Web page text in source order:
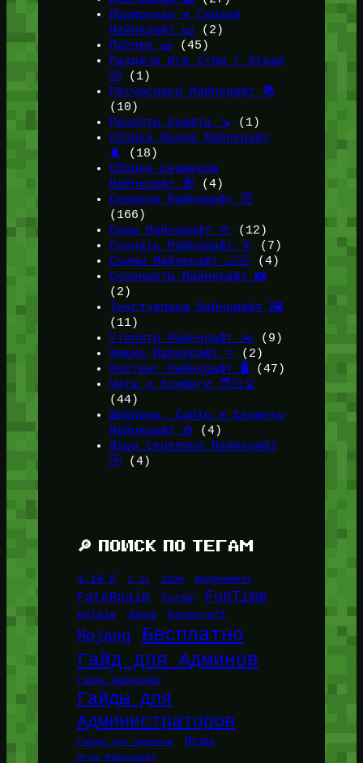
Промокоды и Скидки
Майнкрафт 🎫
(2)
Прочее 🧱 (45)
Раздачи Игр Стим / Steam
🎲 (1)
Ресурспаки Майнкрафт 📚
(10)
Рецепты Крафта 🪚 (1)
Сборки Модов Майнкрафт
🧳
(18)
Сборки Серверов
Майнкрафт 🎁 (4)
Сервера Майнкрафт 🛜
(166)
Сиды Майнкрафт 🌱
(12)
Скачать Майнкрафт 🔽
(7)
Скины Майнкрафт 🤹🏻
(4)
Скриншоты Майнкрафт 📸
(2)
Текстурпаки Майнкрафт 🖼️
(11)
Утилиты Майнкрафт ✂️ (9)
Фишки Майнкрафт ⭐(2)
Хостинг Майнкрафт 🖥️ (47)
Читы и Конфиги 🧑🏻‍💻
(44)
Шаблоны, Сайты и Скрипты
Майнкрафт ⚙️ (4)
Ядра Серверов Майнкрафт
🚰(4)
🔎 ПОИСК ПО ТЕГАМ
1.16.5 1.21 2026 BungeeHost
FateRealm Forge FunTime
HyTale Java Minecraft
Mojang Бесплатно
Гайд для Админов
Гайды Майнкрафт
Гайды для
Администраторов
Гайды для админов Игры
Игры Майнкрафт